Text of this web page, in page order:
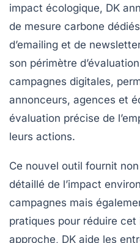
impact écologique, DK
de mesure carbone
d’emailing et de
son périmètre
campagnes digitales,
annonceurs, agences et
évaluation précise de
leurs actions.
Ce nouvel outil fournit
détaillé de l’impact
campagnes mais
pratiques pour réduire
approche, DK aide les